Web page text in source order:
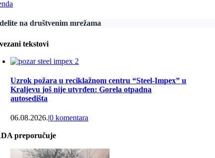
na društvenim mrežama
tekstovi
Uzrok požara u reciklažnom centru “Steel-Impex” u
Kraljevu još nije utvrđen: Gorela otpadna
autosedišta
06.08.2026.|0 komentara
požara na deponiji
preporučuje